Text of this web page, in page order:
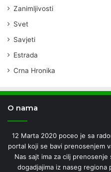
Zanimljivosti
Svet
Savjeti
Estrada
Crna Hronika
O nama
12 Marta 2020 poceo je sa
portal koji se bavi prenosenjem
Nas sajt ima za cilj
dogadjajima iz naseg